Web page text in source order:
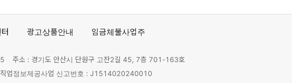
광고상품안내 임금체불사업주
주소 : 경기도 안산시 단원구 고잔2길 45, 7층 701-163호
직업정보제공사업 신고번호 : J1514020240010